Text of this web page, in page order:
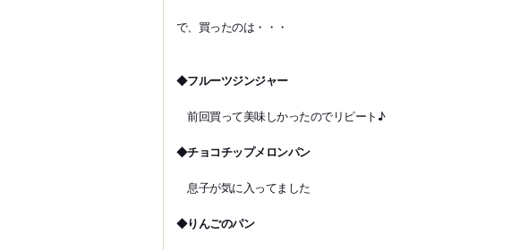
で、買ったのは・・・
◆フルーツジンジャー
前回買って美味しかったのでリピート♪
◆チョコチップメロンパン
息子が気に入ってました
◆りんごのパン